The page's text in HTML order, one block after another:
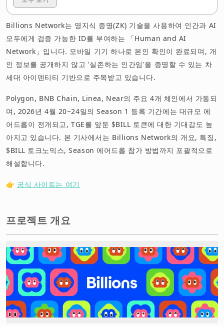
관련 정보 및 링크 모음
요약
면책 사항
Billions Network는 영지식 증명(ZK) 기술을 사용하여 인간과 AI
모두에게 검증 가능한 ID를 부여하는 「Human and AI
Network」입니다. 모바일 기기 하나로 본인 확인이 완료되며, 개
인 정보를 공개하지 않고 '실존하는 인간임'을 증명할 수 있는 차
세대 아이덴티티 기반으로 주목받고 있습니다.
Polygon, BNB Chain, Linea, Near의 주요 4개 체인에서 가동되
며, 2026년 4월 20~24일의 Season 1 등록 기간에는 대규모 에
어드롭이 전개되고, TGE를 앞둔 $BILL 토큰에 대한 기대감도 높
아지고 있습니다. 본 기사에서는 Billions Network의 개요, 특징,
$BILL 토크노믹스, Season 에어드롭 참가 방법까지 포괄적으로
해설합니다.
👉 공식 사이트는 여기
프로젝트 개요